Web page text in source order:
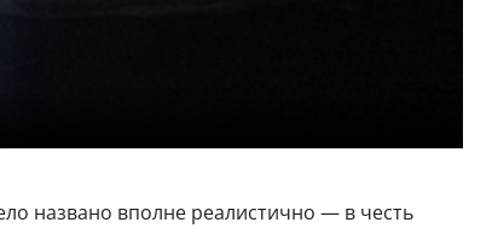
названо вполне реалистично — в честь